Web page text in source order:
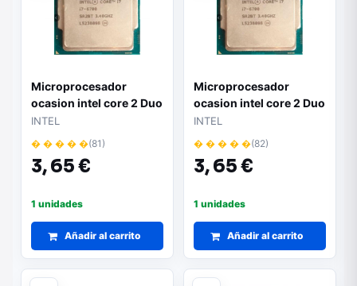
Microprocesador
ocasion intel core 2 Duo
E4400
INTEL
� � � � �(81)
3,65 €
1 unidades
Añadir al carrito
Microprocesador
ocasion intel core 2 Duo
E4500
INTEL
� � � � �(82)
3,65 €
1 unidades
Añadir al carrito